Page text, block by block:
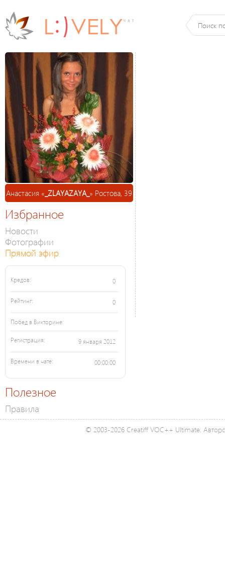
Анастасия « _ZLAYAZAYA_ » Ростова, 39
Избранное
Новости
Фотографии
Прямой эфир
Кредов: 0
Рейтинг: 0
Побед в Викторине:
Регистрация: 9 января 2012
Времени в чате: 00:00:00
Полезное
Правила
© 2003-2026 Creatiff VOC++ Ultimate.